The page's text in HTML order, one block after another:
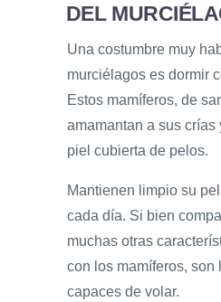
DEL
Una costumbre muy
murciélagos es dormir
Estos mamíferos, de
amamantan a sus crías
piel cubierta de pelos.
Mantienen limpio su
cada día. Si bien
muchas otras
con los mamíferos, son
capaces de volar.